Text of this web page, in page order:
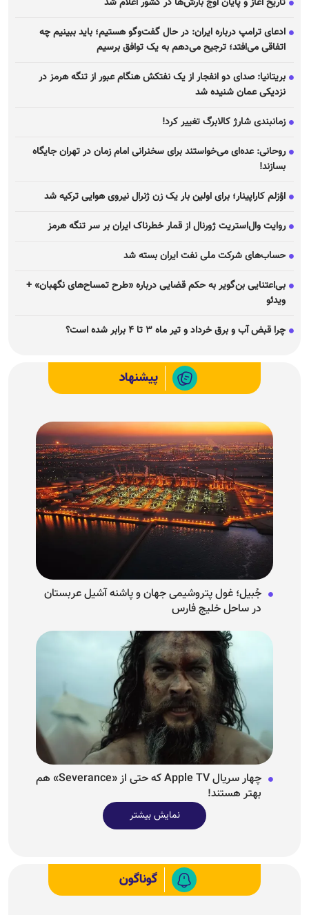
ادعای ترامپ درباره ایران: در حال گفت‌و‌گو هستیم؛ باید ببینیم چه
اتفاقی می‌افتد؛ ترجیح می‌دهم به یک توافق برسیم
بریتانیا: صدای دو انفجار از یک نفتکش هنگام عبور از تنگه هرمز در
نزدیکی عمان شنیده شد
زمانبندی شارژ کالابرگ تغییر کرد!
روحانی: عده‌ای می‌خواستند برای سخنرانی امام زمان در تهران جایگاه
بسازند!
اؤزلم کاراپینار؛ برای اولین بار یک زن ژنرال نیروی هوایی ترکیه شد
روایت وال‌استریت ژورنال از قمار خطرناک ایران بر سر تنگه هرمز
حساب‌های شرکت ملی نفت ایران بسته شد
بی‌اعتنایی بن‌گویر به حکم قضایی درباره «طرح تمساح‌های نگهبان» +
ویدئو
چرا قبض آب و برق خرداد و تیر ماه ۳ تا ۴ برابر شده است؟
پیشنهاد
جُبیل؛ غول پتروشیمی جهان و پاشنه آشیل عربستان
در ساحل خلیج فارس
چهار سریال Apple TV که حتی از «Severance» هم
بهتر هستند!
نمایش بیشتر
گوناگون